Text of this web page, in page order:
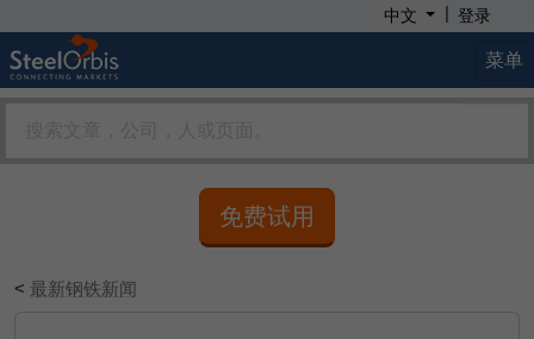
中文 | 登录
菜单
免费试用
< 最新钢铁新闻